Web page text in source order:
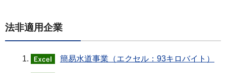
法非適用企業
簡易水道事業（エクセル：93キロバイト）